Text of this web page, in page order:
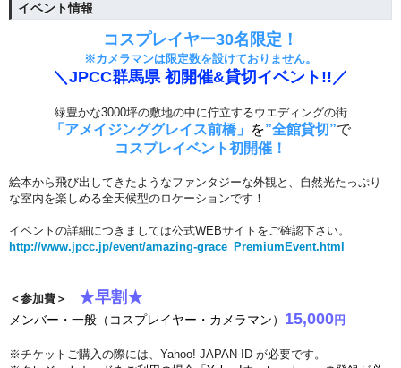
イベント情報
コスプレイヤー30名限定！
※カメラマンは限定数を設けておりません。
＼JPCC群馬県 初開催&貸切イベント!!／
緑豊かな3000坪の敷地の中に佇立するウエディングの街
「アメイジンググレイス前橋」 を”全館貸切”で
コスプレイベント初開催！
絵本から飛び出してきたようなファンタジーな外観と、自然光たっぷり
な室内を楽しめる全天候型のロケーションです！
イベントの詳細につきましては公式WEBサイトをご確認下さい。
http://www.jpcc.jp/event/amazing-grace_PremiumEvent.html
＜参加費＞ ★早割★
メンバー・ 一般 （コスプレイヤー・カメラマン） 15,000 円
※チケットご購入の際には、Yahoo! JAPAN ID が必要です。